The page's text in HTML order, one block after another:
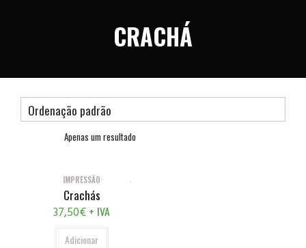
CRACHÁ
Apenas um resultado
IMPRESSÃO
Crachás
37,50€ + IVA
Adicionar